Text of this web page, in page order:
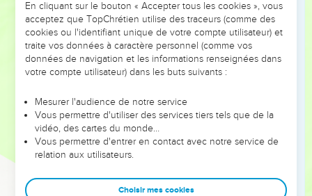
donné.
Et voici, moi je m'en vais aujourd'hui le chemin de toute la
terre, et vous savez de tout votre coeur et de toute votre
âme qu'il n'est pas tombé un seul mot de toutes les bonnes
paroles que l'Éternel, votre Dieu, a dites à votre sujet : tout
vous est arrivé ; il n'en est pas tombé un seul mot.
Et il arrivera que, comme chaque bonne parole que
l'Éternel, votre Dieu, vous a dite, s'est accomplie à votre
égard, ainsi l'Éternel fera venir sur vous chaque mauvaise
pays que l'Éternel, votre Dieu, vous a donné,
En cliquant sur le bouton « Accepter tous les cookies », vous
acceptez que TopChrétien utilise des traceurs (comme des
cookies ou l'identifiant unique de votre compte utilisateur) et
traite vos données à caractère personnel (comme vos
données de navigation et les informations renseignées dans
votre compte utilisateur) dans les buts suivants :
Mesurer l'audience de notre service
Vous permettre d'utiliser des services tiers tels que de la
vidéo, des cartes du monde…
Vous permettre d'entrer en contact avec notre service de
relation aux utilisateurs.
Choisir mes cookies